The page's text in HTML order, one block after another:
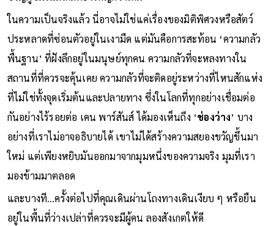
ขวัญผู้ชมในสเกลที่ยิ่งใหญ่กว่าเดิม
ในความเป็นจริงแล้ว นี่อาจไม่ใช่แค่เรื่องของมิติพิศวงหรือสัตว์
ประหลาดที่ซ่อนตัวอยู่ในเงามืด แต่มันคือการสะท้อน ‘ความกลัว
พื้นฐาน’ ที่ฝังลึกอยู่ในมนุษย์ทุกคน ความกลัวที่จะหลงทางใน
สถานที่ที่ควรจะคุ้นเคย ความกลัวที่จะติดอยู่ระหว่างที่ไหนสักแห่ง
ที่ไม่ใช่ทั้งจุดเริ่มต้นและปลายทาง ซึ่งในโลกที่ทุกอย่างเชื่อมต่อ
กันอย่างไร้รอยต่อ เคน พาร์สันส์ ได้มองเห็นถึง ‘ช่องว่าง’ บาง
อย่างที่เราไม่อาจอธิบายได้ เขาไม่ได้สร้างความสยองขวัญขึ้นมา
ใหม่ แต่เพียงหยิบมันออกมาจากมุมหนึ่งของความจริง มุมที่เรา
มองข้ามมาตลอด
และบางที…ครั้งต่อไปที่คุณเดินผ่านโถงทางเดินเงียบ ๆ หรือยืน